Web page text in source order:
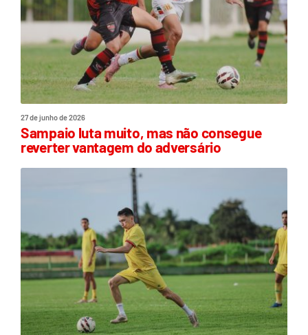
27 de junho de 2026
Sampaio luta muito, mas não consegue
reverter vantagem do adversário